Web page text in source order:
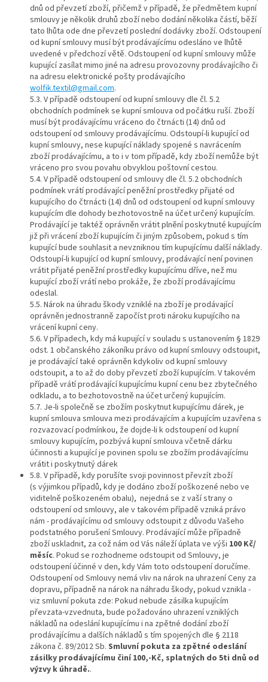
dnů od převzetí zboží, přičemž v případě, že předmětem kupní
smlouvy je několik druhů zboží nebo dodání několika částí, běží
tato lhůta ode dne převzetí poslední dodávky zboží. Odstoupení
od kupní smlouvy musí být prodávajícímu odesláno ve lhůtě
uvedené v předchozí větě. Odstoupení od kupní smlouvy může
kupující zasílat mimo jiné na adresu provozovny prodávajícího či
na adresu elektronické pošty prodávajícího
wolfik.textil@gmail.com.
5.3. V případě odstoupení od kupní smlouvy dle čl. 5.2
obchodních podmínek se kupní smlouva od počátku ruší. Zboží
musí být prodávajícímu vráceno do čtrnácti (14) dnů od
odstoupení od smlouvy prodávajícímu. Odstoupí-li kupující od
kupní smlouvy, nese kupující náklady spojené s navrácením
zboží prodávajícímu, a to i v tom případě, kdy zboží nemůže být
vráceno pro svou povahu obvyklou poštovní cestou.
5.4. V případě odstoupení od smlouvy dle čl. 5.2 obchodních
podmínek vrátí prodávající peněžní prostředky přijaté od
kupujícího do čtrnácti (14) dnů od odstoupení od kupní smlouvy
kupujícím dle dohody bezhotovostně na účet určený kupujícím.
Prodávající je taktéž oprávněn vrátit plnění poskytnuté kupujícím
již při vrácení zboží kupujícím či jiným způsobem, pokud s tím
kupující bude souhlasit a nevzniknou tím kupujícímu další náklady.
Odstoupí-li kupující od kupní smlouvy, prodávající není povinen
vrátit přijaté peněžní prostředky kupujícímu dříve, než mu
kupující zboží vrátí nebo prokáže, že zboží prodávajícímu
odeslal.
5.5. Nárok na úhradu škody vzniklé na zboží je prodávající
oprávněn jednostranně započíst proti nároku kupujícího na
vrácení kupní ceny.
5.6. V případech, kdy má kupující v souladu s ustanovením § 1829
odst. 1 občanského zákoníku právo od kupní smlouvy odstoupit,
je prodávající také oprávněn kdykoliv od kupní smlouvy
odstoupit, a to až do doby převzetí zboží kupujícím. V takovém
případě vrátí prodávající kupujícímu kupní cenu bez zbytečného
odkladu, a to bezhotovostně na účet určený kupujícím.
5.7. Je-li společně se zbožím poskytnut kupujícímu dárek, je
kupní smlouva smlouva mezi prodávajícím a kupujícím uzavřena s
rozvazovací podmínkou, že dojde-li k odstoupení od kupní
smlouvy kupujícím, pozbývá kupní smlouva včetně dárku
účinnosti a kupující je povinen spolu se zbožím prodávajícímu
vrátit i poskytnutý dárek
5.8. V případě, kdy porušíte svoji povinnost převzít zboží
(s výjimkou případů, kdy je dodáno zboží poškozené nebo ve
viditelně poškozeném obalu), nejedná se z vaší strany o
odstoupení od smlouvy, ale v takovém případě vzniká právo
nám - prodávajícímu od smlouvy odstoupit z důvodu Vašeho
podstatného porušení Smlouvy. Prodávající může případně
zboží uskladnit, za což nám od Vás náleží úplata ve výši 100 Kč/
měsíc. Pokud se rozhodneme odstoupit od Smlouvy, je
odstoupení účinné v den, kdy Vám toto odstoupení doručíme.
Odstoupení od Smlouvy nemá vliv na nárok na uhrazení Ceny za
dopravu, případně na nárok na náhradu škody, pokud vznikla -
viz smluvní pokuta zde: Pokud nebude zásilka kupujícím
převzata-vzvednuta, bude požadováno uhrazení vzniklých
nákladů na odeslání kupujícímu i na zpětné dodání zboží
prodávajícímu a dalších nákladů s tím spojených dle § 2118
zákona č. 89/2012 Sb. Smluvní pokuta za zpětné odeslání
zásilky prodávajícímu činí 100,-Kč, splatných do 5ti dnů od
výzvy k úhradě..